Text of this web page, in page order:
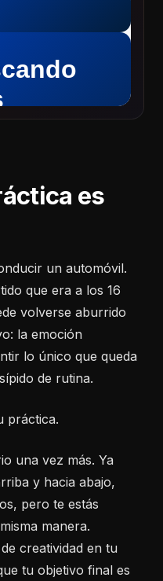
es
un automóvil.
que era a los 16
volverse aburrido
la emoción
lo único que queda
de rutina.
práctica.
una vez más. Ya
y hacia abajo,
pero te estás
manera.
creatividad en tu
tu objetivo final es